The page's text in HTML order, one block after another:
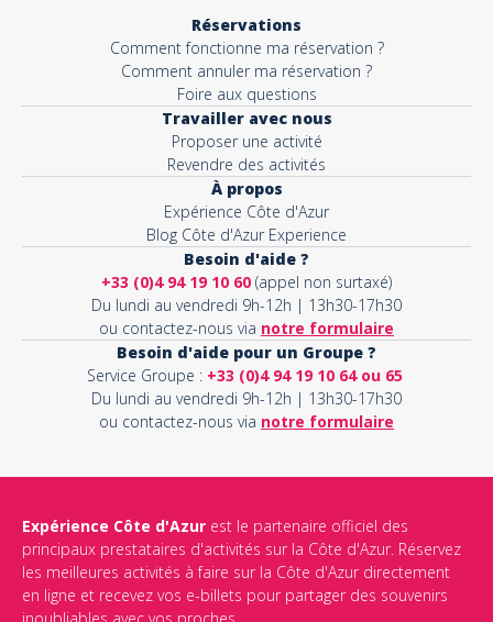
Réservations
Comment fonctionne ma réservation ?
Comment annuler ma réservation ?
Foire aux questions
Travailler avec nous
Proposer une activité
Revendre des activités
À propos
Expérience Côte d'Azur
Blog Côte d'Azur Experience
Besoin d'aide ?
+33 (0)4 94 19 10 60 (appel non surtaxé)
Du lundi au vendredi 9h-12h | 13h30-17h30
ou contactez-nous via notre formulaire
Besoin d'aide pour un Groupe ?
Service Groupe : +33 (0)4 94 19 10 64 ou 65
Du lundi au vendredi 9h-12h | 13h30-17h30
ou contactez-nous via notre formulaire
Expérience Côte d'Azur est le partenaire officiel des
principaux prestataires d'activités sur la Côte d'Azur. Réservez
les meilleures activités à faire sur la Côte d'Azur directement
en ligne et recevez vos e-billets pour partager des souvenirs